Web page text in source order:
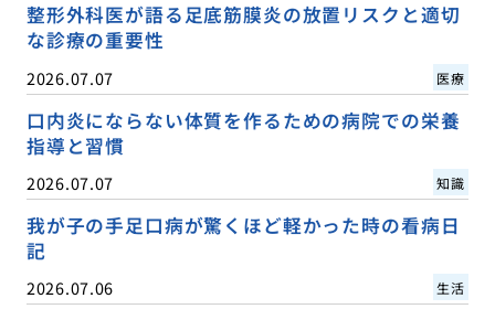
整形外科医が語る足底筋膜炎の放置リスクと適切
な診療の重要性
2026.07.07 医療
口内炎にならない体質を作るための病院での栄養
指導と習慣
2026.07.07 知識
我が子の手足口病が驚くほど軽かった時の看病日
記
2026.07.06 生活